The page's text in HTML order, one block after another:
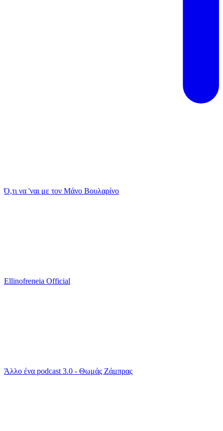
Ό,τι να 'ναι με τον Μάνο Βουλαρίνο
Ellinofreneia Official
Άλλο ένα podcast 3.0 - Θωμάς Ζάμπρας